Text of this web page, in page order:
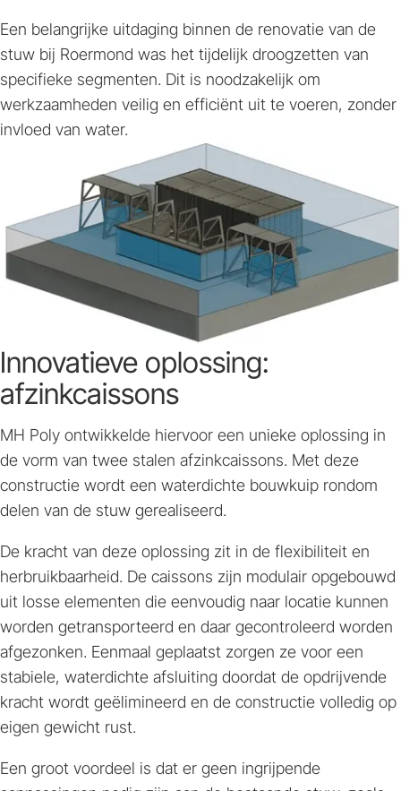
Een belangrijke uitdaging binnen de renovatie van de
stuw bij Roermond was het tijdelijk droogzetten van
specifieke segmenten. Dit is noodzakelijk om
werkzaamheden veilig en efficiënt uit te voeren, zonder
invloed van water.
Innovatieve oplossing:
afzinkcaissons
MH Poly ontwikkelde hiervoor een unieke oplossing in
de vorm van twee stalen afzinkcaissons. Met deze
constructie wordt een waterdichte bouwkuip rondom
delen van de stuw gerealiseerd.
De kracht van deze oplossing zit in de flexibiliteit en
herbruikbaarheid. De caissons zijn modulair opgebouwd
uit losse elementen die eenvoudig naar locatie kunnen
worden getransporteerd en daar gecontroleerd worden
afgezonken. Eenmaal geplaatst zorgen ze voor een
stabiele, waterdichte afsluiting doordat de opdrijvende
kracht wordt geëlimineerd en de constructie volledig op
eigen gewicht rust.
Een groot voordeel is dat er geen ingrijpende